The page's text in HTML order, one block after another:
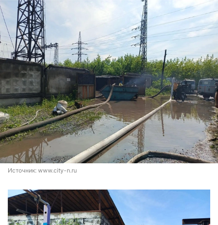
Источник: www.city-n.ru